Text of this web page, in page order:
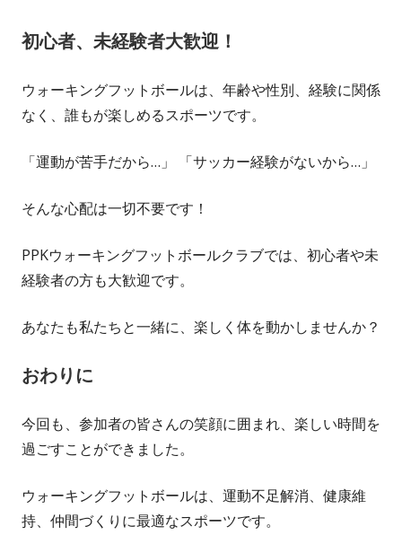
初心者、未経験者大歓迎！
ウォーキングフットボールは、年齢や性別、経験に関係
なく、誰もが楽しめるスポーツです。
「運動が苦手だから…」 「サッカー経験がないから…」
そんな心配は一切不要です！
PPKウォーキングフットボールクラブでは、初心者や未
経験者の方も大歓迎です。
あなたも私たちと一緒に、楽しく体を動かしませんか？
おわりに
今回も、参加者の皆さんの笑顔に囲まれ、楽しい時間を
過ごすことができました。
ウォーキングフットボールは、運動不足解消、健康維
持、仲間づくりに最適なスポーツです。